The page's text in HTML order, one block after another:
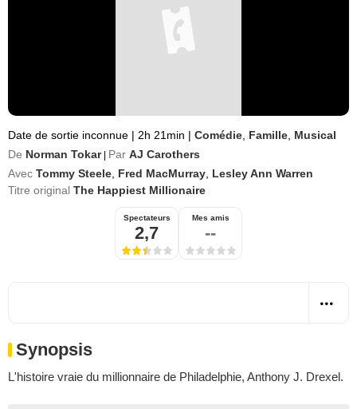
Date de sortie inconnue | 2h 21min | Comédie Famille Musical
De Norman Tokar Par AJ Carothers
Avec Tommy Steele Fred MacMurray Lesley Ann Warren
Titre original The Happiest Millionaire
Spectateurs
2,7
Mes amis
--
Synopsis
L'histoire vraie du millionnaire de Philadelphie, Anthony J. Drexel.